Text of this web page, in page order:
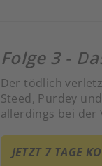
Folge 3 -
Der tödlich
Steed, Purdey
allerdings bei der
Roboter, um den
JETZT 7 TAGE